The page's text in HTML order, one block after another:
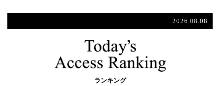
2026.08.08
ランキング